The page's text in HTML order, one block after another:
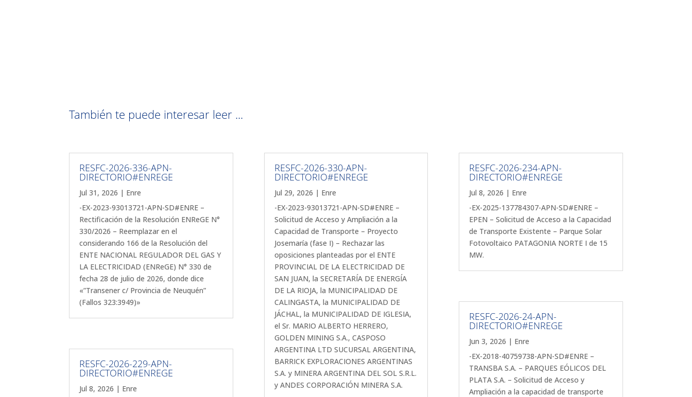
También te puede interesar leer ...
RESFC-2026-336-APN-
DIRECTORIO#ENREGE
Jul 31, 2026 | Enre
-EX-2023-93013721-APN-SD#ENRE –
Rectificación de la Resolución ENReGE N°
330/2026 – Reemplazar en el
considerando 166 de la Resolución del
ENTE NACIONAL REGULADOR DEL GAS Y
LA ELECTRICIDAD (ENReGE) N° 330 de
fecha 28 de julio de 2026, donde dice
«”Transener c/ Provincia de Neuquén”
(Fallos 323:3949)»
RESFC-2026-229-APN-
DIRECTORIO#ENREGE
Jul 8, 2026 | Enre
RESFC-2026-330-APN-
DIRECTORIO#ENREGE
Jul 29, 2026 | Enre
-EX-2023-93013721-APN-SD#ENRE –
Solicitud de Acceso y Ampliación a la
Capacidad de Transporte – Proyecto
Josemaría (fase I) – Rechazar las
oposiciones planteadas por el ENTE
PROVINCIAL DE LA ELECTRICIDAD DE
SAN JUAN, la SECRETARÍA DE ENERGÍA
DE LA RIOJA, la MUNICIPALIDAD DE
CALINGASTA, la MUNICIPALIDAD DE
JÁCHAL, la MUNICIPALIDAD DE IGLESIA,
el Sr. MARIO ALBERTO HERRERO,
GOLDEN MINING S.A., CASPOSO
ARGENTINA LTD SUCURSAL ARGENTINA,
BARRICK EXPLORACIONES ARGENTINAS
S.A. y MINERA ARGENTINA DEL SOL S.R.L.
y ANDES CORPORACIÓN MINERA S.A.
RESFC-2026-234-APN-
DIRECTORIO#ENREGE
Jul 8, 2026 | Enre
-EX-2025-137784307-APN-SD#ENRE –
EPEN – Solicitud de Acceso a la Capacidad
de Transporte Existente – Parque Solar
Fotovoltaico PATAGONIA NORTE I de 15
MW.
RESFC-2026-24-APN-
DIRECTORIO#ENREGE
Jun 3, 2026 | Enre
-EX-2018-40759738-APN-SD#ENRE –
TRANSBA S.A. – PARQUES EÓLICOS DEL
PLATA S.A. – Solicitud de Acceso y
Ampliación a la capacidad de transporte